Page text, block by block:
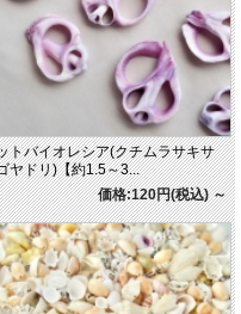
トバイオレシア(クチムラサキサ
ヤドリ)【約1.5～3...
価格:120円(税込)～